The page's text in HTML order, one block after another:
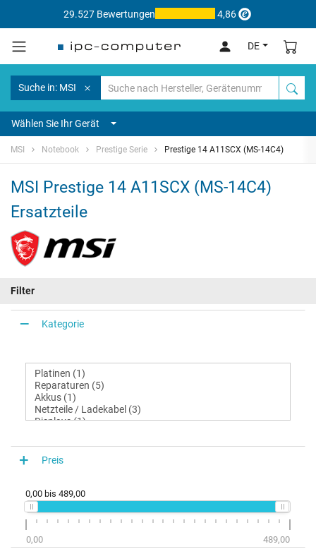
29.527 Bewertungen 4,86
DE
Suche in: MSI
Wählen Sie Ihr Gerät
MSI Notebook Prestige Serie Prestige 14 A11SCX (MS-14C4)
MSI Prestige 14 A11SCX (MS-14C4)
Ersatzteile
Filter
Kategorie
Preis
0,00 bis 489,00
0,00 489,00